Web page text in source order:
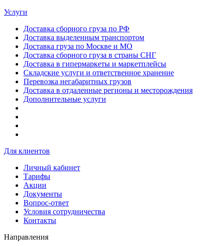
Услуги
Доставка сборного груза по РФ
Доставка выделенным транспортом
Доставка груза по Москве и МО
Доставка сборного груза в страны СНГ
Доставка в гипермаркеты и маркетплейсы
Складские услуги и ответственное хранение
Перевозка негабаритных грузов
Доставка в отдаленные регионы и месторождения
Дополнительные услуги
Для клиентов
Личный кабинет
Тарифы
Акции
Документы
Вопрос-ответ
Условия сотрудничества
Контакты
Направления